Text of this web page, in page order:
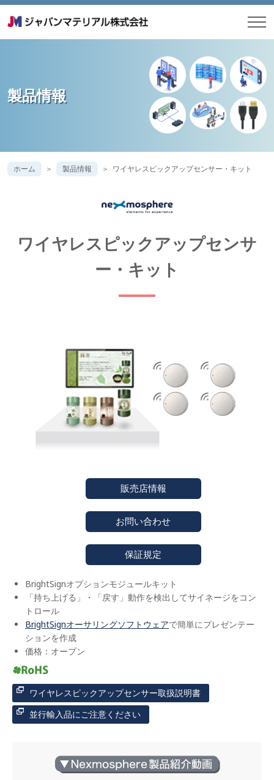
製品情報
ホーム 製品情報 ワイヤレスピックアップセンサー・キット
ワイヤレスピックアップセンサ
ー・キット
販売店情報
お問い合わせ
保証規定
BrightSignオプションモジュールキット
「持ち上げる」・「戻す」動作を検出してサイネージをコン
トロール
BrightSignオーサリングソフトウェアで簡単にプレゼンテー
ションを作成
価格：オープン
ワイヤレスピックアップセンサー取扱説明書
並行輸入品にご注意ください